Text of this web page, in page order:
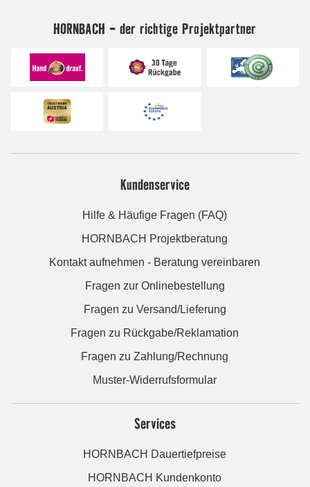
HORNBACH - der richtige Projektpartner
Kundenservice
Hilfe & Häufige Fragen (FAQ)
HORNBACH Projektberatung
Kontakt aufnehmen - Beratung vereinbaren
Fragen zur Onlinebestellung
Fragen zu Versand/Lieferung
Fragen zu Rückgabe/Reklamation
Fragen zu Zahlung/Rechnung
Muster-Widerrufsformular
Services
HORNBACH Dauertiefpreise
HORNBACH Kundenkonto